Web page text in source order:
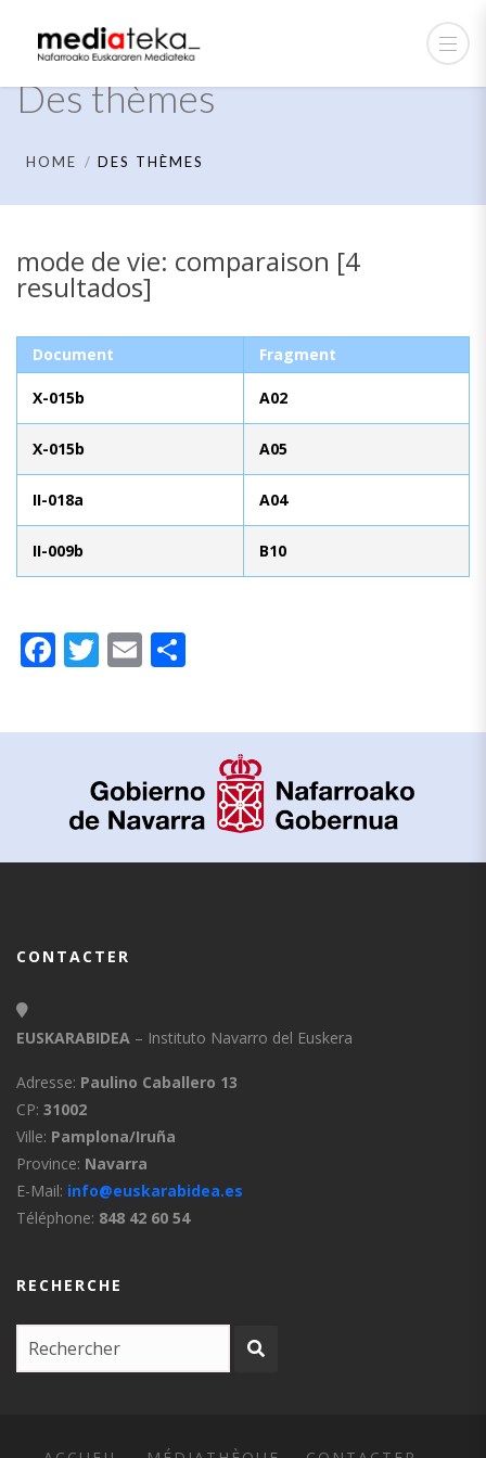
Des thèmes
HOME DES THÈMES
mode de vie: comparaison [4
resultados]
Document Fragment
X-015b A02
X-015b A05
II-018a A04
II-009b B10
Facebook
Twitter
Email
CONTACTER
EUSKARABIDEA – Instituto Navarro del Euskera
Adresse: Paulino Caballero 13
CP: 31002
Ville: Pamplona/Iruña
Province: Navarra
E-Mail: info@euskarabidea.es
Téléphone: 848 42 60 54
RECHERCHE